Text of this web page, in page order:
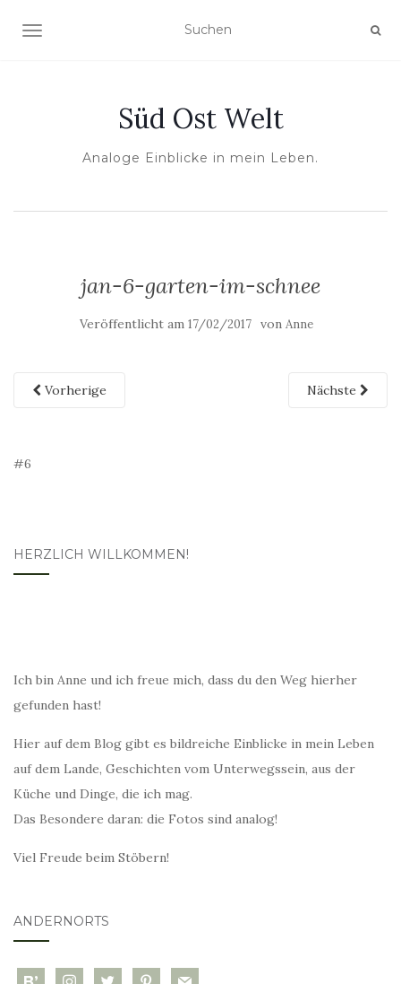
NAVIGATION UMSCHALTEN
Süd Ost Welt
Analoge Einblicke in mein Leben.
jan-6-garten-im-schnee
Veröffentlicht am 17/02/2017 von Anne
Vorherige Nächste
#6
HERZLICH WILLKOMMEN!
Ich bin Anne und ich freue mich, dass du den Weg hierher
gefunden hast!
Hier auf dem Blog gibt es bildreiche Einblicke in mein Leben
auf dem Lande, Geschichten vom Unterwegssein, aus der
Küche und Dinge, die ich mag.
Das Besondere daran: die Fotos sind analog!
Viel Freude beim Stöbern!
ANDERNORTS
bloglovininstagramtwitter pinterest
mail